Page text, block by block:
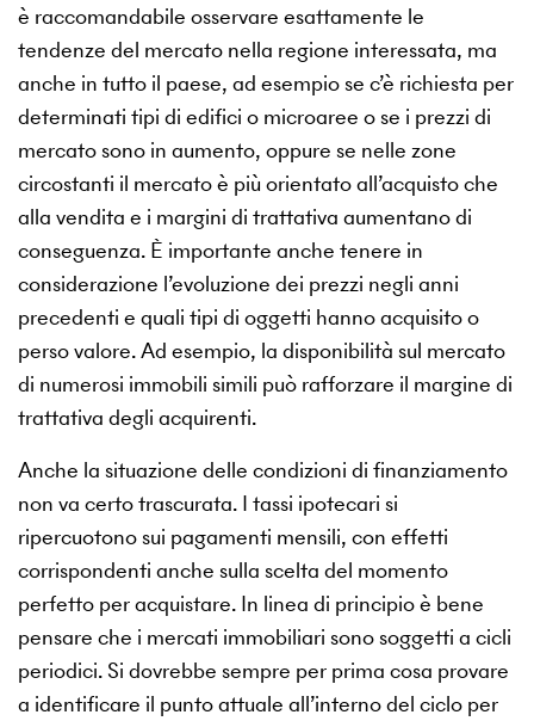
è raccomandabile osservare esattamente le
tendenze del mercato nella regione interessata, ma
anche in tutto il paese, ad esempio se c’è richiesta per
determinati tipi di edifici o microaree o se i prezzi di
mercato sono in aumento, oppure se nelle zone
circostanti il mercato è più orientato all’acquisto che
alla vendita e i margini di trattativa aumentano di
conseguenza. È importante anche tenere in
considerazione l’evoluzione dei prezzi negli anni
precedenti e quali tipi di oggetti hanno acquisito o
perso valore. Ad esempio, la disponibilità sul mercato
di numerosi immobili simili può rafforzare il margine di
trattativa degli acquirenti.
Anche la situazione delle condizioni di finanziamento
non va certo trascurata. I tassi ipotecari si
ripercuotono sui pagamenti mensili, con effetti
corrispondenti anche sulla scelta del momento
perfetto per acquistare. In linea di principio è bene
pensare che i mercati immobiliari sono soggetti a cicli
periodici. Si dovrebbe sempre per prima cosa provare
a identificare il punto attuale all’interno del ciclo per